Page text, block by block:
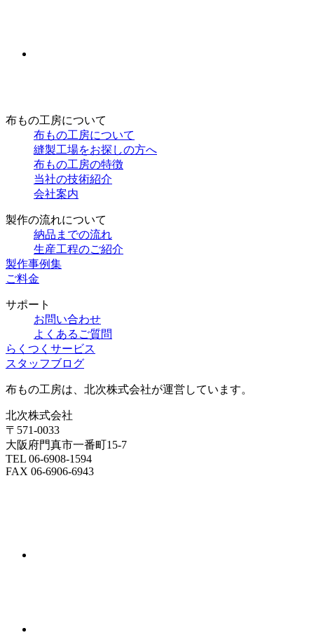
布もの工房について
布もの工房について
縫製工場をお探しの方へ
布もの工房の特徴
当社の技術紹介
会社案内
製作の流れについて
納品までの流れ
生産工程のご紹介
製作事例集
ご料金
サポート
お問い合わせ
よくあるご質問
らくつくサービス
スタッフブログ
布もの工房は、北次株式会社が運営しています。
北次株式会社
〒571-0033
大阪府門真市一番町15-7
TEL 06-6908-1594
FAX 06-6906-6943